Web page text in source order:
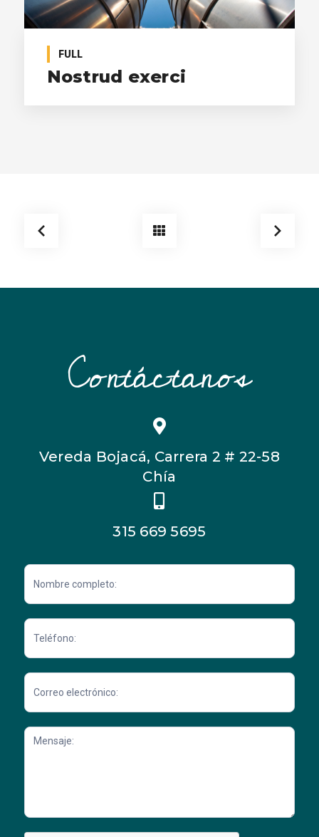
FULL
Nostrud exerci
Contáctanos
Vereda Bojacá, Carrera 2 # 22-58
Chía
315 669 5695
Contacto